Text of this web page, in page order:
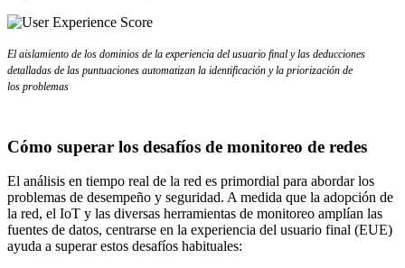
El aislamiento de los dominios de la experiencia del usuario final y las deducciones
detalladas de las puntuaciones automatizan la identificación y la priorización de
los problemas
Cómo superar los desafíos de monitoreo de redes
El análisis en tiempo real de la red es primordial para abordar los
problemas de desempeño y seguridad. A medida que la adopción de
la red, el IoT y las diversas herramientas de monitoreo amplían las
fuentes de datos, centrarse en la experiencia del usuario final (EUE)
ayuda a superar estos desafíos habituales: